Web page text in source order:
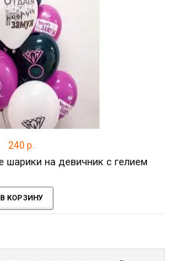
240 р.
на девичник с гелием
В КОРЗИНУ